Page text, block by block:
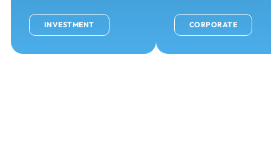
INVESTMENT CORPORATE